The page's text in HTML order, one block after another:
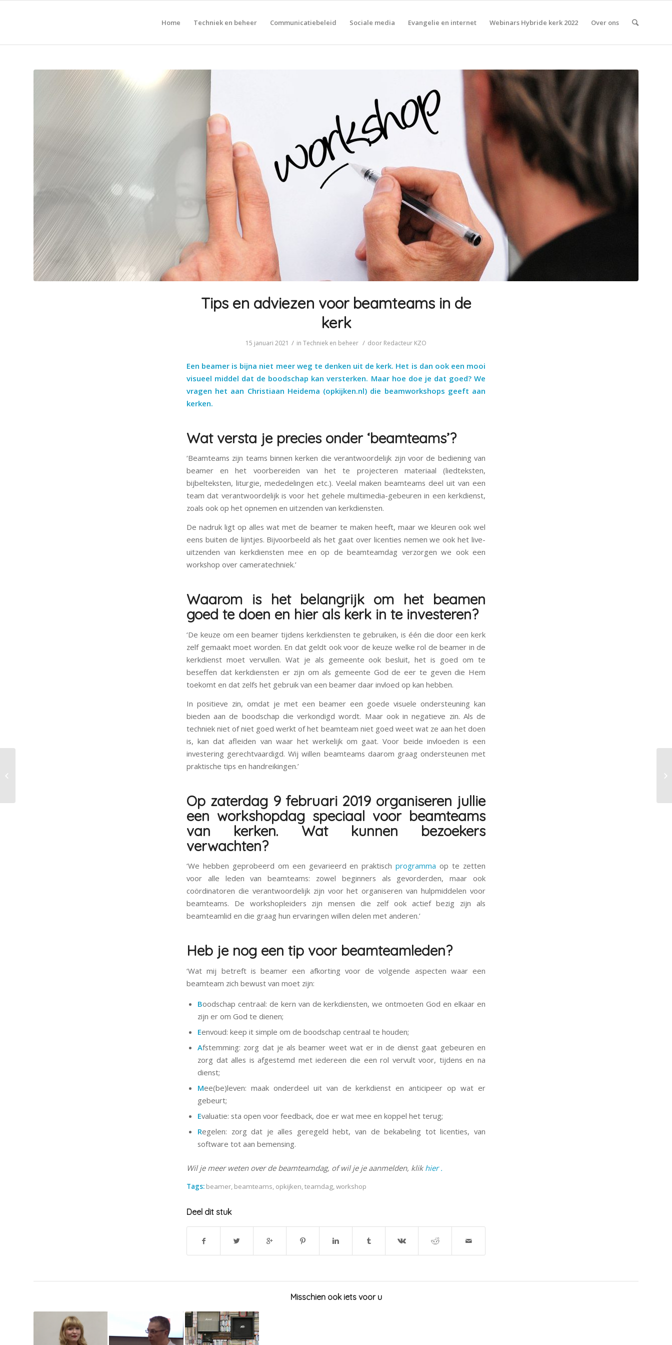
Home Techniek en beheer Communicatiebeleid Sociale media Evangelie en internet Webinars Hybride kerk 2022 Over ons
Tips en adviezen voor beamteams in de
kerk
15 januari 2021 / in Techniek en beheer / door Redacteur KZO
Een beamer is bijna niet meer weg te denken uit de kerk. Het is dan ook een mooi
visueel middel dat de boodschap kan versterken. Maar hoe doe je dat goed? We
vragen het aan Christiaan Heidema (opkijken.nl) die beamworkshops geeft aan
kerken.
Wat versta je precies onder ‘beamteams’?
‘Beamteams zijn teams binnen kerken die verantwoordelijk zijn voor de bediening van
beamer en het voorbereiden van het te projecteren materiaal (liedteksten,
bijbelteksten, liturgie, mededelingen etc.). Veelal maken beamteams deel uit van een
team dat verantwoordelijk is voor het gehele multimedia-gebeuren in een kerkdienst,
zoals ook op het opnemen en uitzenden van kerkdiensten.
De nadruk ligt op alles wat met de beamer te maken heeft, maar we kleuren ook wel
eens buiten de lijntjes. Bijvoorbeeld als het gaat over licenties nemen we ook het live-
uitzenden van kerkdiensten mee en op de beamteamdag verzorgen we ook een
workshop over cameratechniek.’
Waarom is het belangrijk om het beamen
goed te doen en hier als kerk in te investeren?
‘De keuze om een beamer tijdens kerkdiensten te gebruiken, is één die door een kerk
zelf gemaakt moet worden. En dat geldt ook voor de keuze welke rol de beamer in de
kerkdienst moet vervullen. Wat je als gemeente ook besluit, het is goed om te
beseffen dat kerkdiensten er zijn om als gemeente God de eer te geven die Hem
toekomt en dat zelfs het gebruik van een beamer daar invloed op kan hebben.
In positieve zin, omdat je met een beamer een goede visuele ondersteuning kan
bieden aan de boodschap die verkondigd wordt. Maar ook in negatieve zin. Als de
techniek niet of niet goed werkt of het beamteam niet goed weet wat ze aan het doen
is, kan dat afleiden van waar het werkelijk om gaat. Voor beide invloeden is een
investering gerechtvaardigd. Wij willen beamteams daarom graag ondersteunen met
praktische tips en handreikingen.’
Op zaterdag 9 februari 2019 organiseren jullie
een workshopdag speciaal voor beamteams
van kerken. Wat kunnen bezoekers
verwachten?
‘We hebben geprobeerd om een gevarieerd en praktischprogrammaop te zetten
voor alle leden van beamteams: zowel beginners als gevorderden, maar ook
coördinatoren die verantwoordelijk zijn voor het organiseren van hulpmiddelen voor
beamteams. De workshopleiders zijn mensen die zelf ook actief bezig zijn als
beamteamlid en die graag hun ervaringen willen delen met anderen.’
Heb je nog een tip voor beamteamleden?
‘Wat mij betreft is beamer een afkorting voor de volgende aspecten waar een
beamteam zich bewust van moet zijn:
Boodschap centraal: de kern van de kerkdiensten, we ontmoeten God en elkaar en
zijn er om God te dienen;
Eenvoud: keep it simple om de boodschap centraal te houden;
Afstemming: zorg dat je als beamer weet wat er in de dienst gaat gebeuren en
zorg dat alles is afgestemd met iedereen die een rol vervult voor, tijdens en na
dienst;
Mee(be)leven: maak onderdeel uit van de kerkdienst en anticipeer op wat er
gebeurt;
Evaluatie: sta open voor feedback, doe er wat mee en koppel het terug;
Regelen: zorg dat je alles geregeld hebt, van de bekabeling tot licenties, van
software tot aan bemensing.
Wil je meer weten over de beamteamdag, of wil je je aanmelden, klik hier .
Tags: beamer, beamteams, opkijken,teamdag,workshop
Deel dit stuk
Misschien ook iets voor u